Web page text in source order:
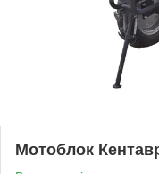
Мотоблок